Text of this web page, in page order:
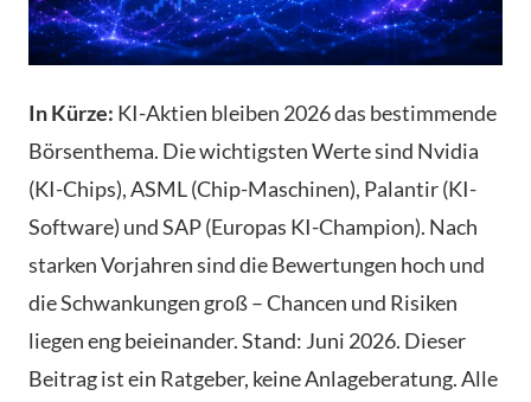
In Kürze: KI-Aktien bleiben 2026 das bestimmende
Börsenthema. Die wichtigsten Werte sind Nvidia
(KI-Chips), ASML (Chip-Maschinen), Palantir (KI-
Software) und SAP (Europas KI-Champion). Nach
starken Vorjahren sind die Bewertungen hoch und
die Schwankungen groß – Chancen und Risiken
liegen eng beieinander. Stand: Juni 2026. Dieser
Beitrag ist ein Ratgeber, keine Anlageberatung. Alle